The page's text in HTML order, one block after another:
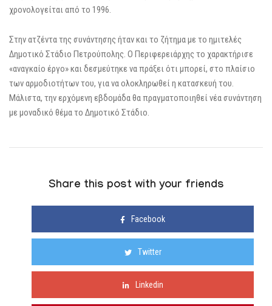
χρονολογείται από το 1996.
Στην ατζέντα της συνάντησης ήταν και το ζήτημα με το ημιτελές
Δημοτικό Στάδιο Πετρούπολης. Ο Περιφερειάρχης το χαρακτήρισε
«αναγκαίο έργο» και δεσμεύτηκε να πράξει ότι μπορεί, στο πλαίσιο
των αρμοδιοτήτων του, για να ολοκληρωθεί η κατασκευή του.
Μάλιστα, την ερχόμενη εβδομάδα θα πραγματοποιηθεί νέα συνάντηση
με μοναδικό θέμα το Δημοτικό Στάδιο.
Share this post with your friends
Facebook
Twitter
Linkedin